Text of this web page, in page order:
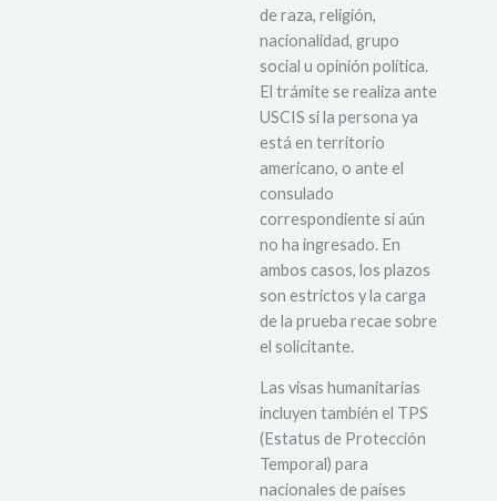
de raza, religión,
nacionalidad, grupo
social u opinión política.
El trámite se realiza ante
USCIS si la persona ya
está en territorio
americano, o ante el
consulado
correspondiente si aún
no ha ingresado. En
ambos casos, los plazos
son estrictos y la carga
de la prueba recae sobre
el solicitante.
Las visas humanitarias
incluyen también el TPS
(Estatus de Protección
Temporal) para
nacionales de países